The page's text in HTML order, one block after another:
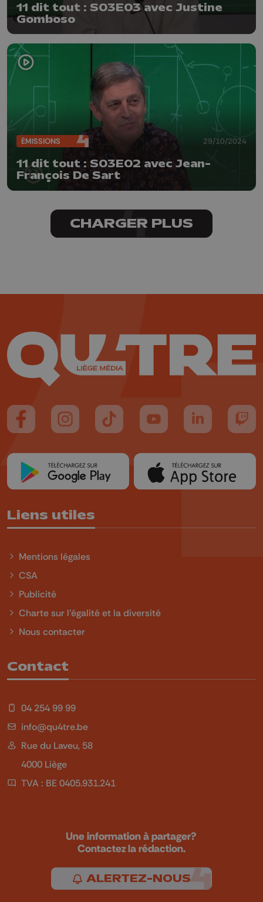
11 dit tout : S03E03 avec Justine
Gomboso
ÉMISSIONS 29/10/2024
11 dit tout : S03E02 avec Jean-
François De Sart
CHARGER PLUS
Suivez-nous sur FaceBook
Suivez-nous sur Instagram
Suivez-nous sur TikTok
Suivez-nous sur YouTube
Suivez-nous
Liens utiles
Mentions légales
CSA
Publicité
Charte sur l'égalité et la diversité
Nous contacter
Contact
04 254 99 99
info@qu4tre.be
Rue du Laveu, 58
4000 Liège
TVA : BE 0405.931.241
Une information à partager?
Contactez la rédaction.
ALERTEZ-NOUS